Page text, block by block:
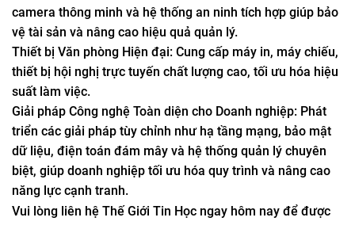
camera thông minh và hệ thống an ninh tích hợp giúp bảo
vệ tài sản và nâng cao hiệu quả quản lý.
Thiết bị Văn phòng Hiện đại: Cung cấp máy in, máy chiếu,
thiết bị hội nghị trực tuyến chất lượng cao, tối ưu hóa hiệu
suất làm việc.
Giải pháp Công nghệ Toàn diện cho Doanh nghiệp: Phát
triển các giải pháp tùy chỉnh như hạ tầng mạng, bảo mật
dữ liệu, điện toán đám mây và hệ thống quản lý chuyên
biệt, giúp doanh nghiệp tối ưu hóa quy trình và nâng cao
năng lực cạnh tranh.
Vui lòng liên hệ Thế Giới Tin Học ngay hôm nay để được